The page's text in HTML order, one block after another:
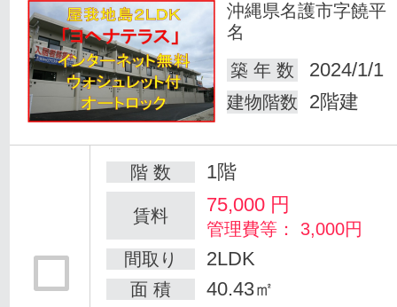
沖縄県名護市字饒平
名
築 年 数
2024/1/1
建物階数 2階建
階 数 1階
賃料 75,000 円
管理費等： 3,000円
間取り
2LDK
面 積 40.43㎡